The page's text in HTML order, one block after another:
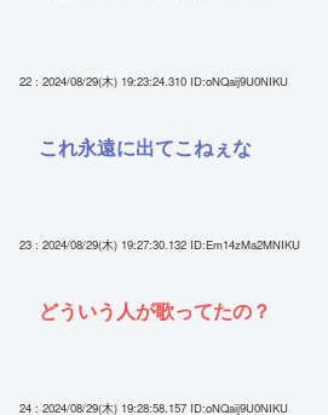
22 : 2024/08/29(木) 19:23:24.310 ID:oNQaij9U0NIKU
これ永遠に出てこねぇな
23 : 2024/08/29(木) 19:27:30.132 ID:Em14zMa2MNIKU
どういう人が歌ってたの？
24 : 2024/08/29(木) 19:28:58.157 ID:oNQaij9U0NIKU